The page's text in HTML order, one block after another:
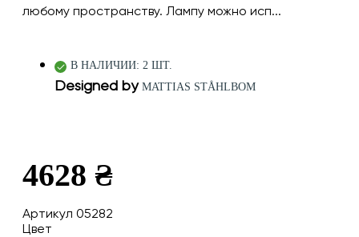
любому пространству. Лампу можно исп...
В НАЛИЧИИ: 2 ШТ.
Designed by MATTIAS STÅHLBOM
4628 ₴
Артикул 05282
Цвет